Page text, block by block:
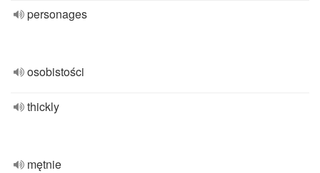
personages
osobistości
thickly
mętnie